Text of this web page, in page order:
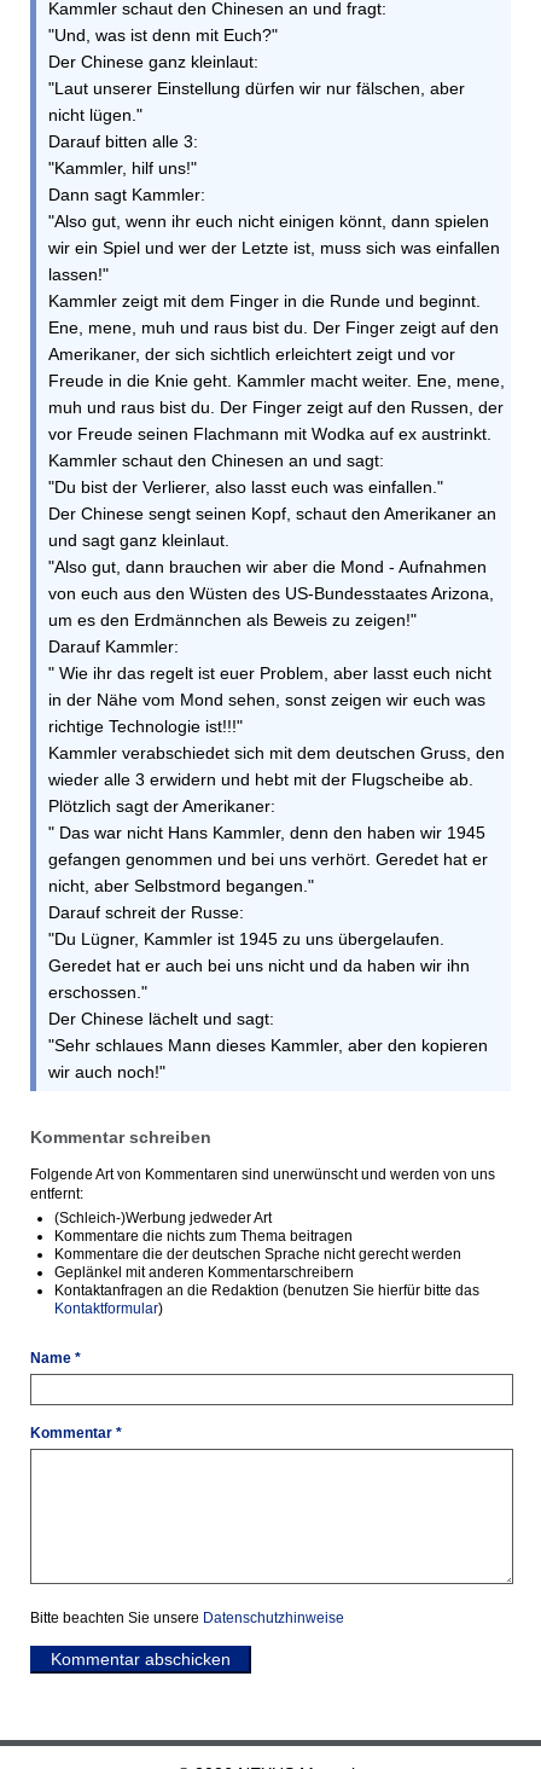
Kammler schaut den Chinesen an und fragt:
"Und, was ist denn mit Euch?"
Der Chinese ganz kleinlaut:
"Laut unserer Einstellung dürfen wir nur fälschen, aber
nicht lügen."
Darauf bitten alle 3:
"Kammler, hilf uns!"
Dann sagt Kammler:
"Also gut, wenn ihr euch nicht einigen könnt, dann spielen
wir ein Spiel und wer der Letzte ist, muss sich was einfallen
lassen!"
Kammler zeigt mit dem Finger in die Runde und beginnt.
Ene, mene, muh und raus bist du. Der Finger zeigt auf den
Amerikaner, der sich sichtlich erleichtert zeigt und vor
Freude in die Knie geht. Kammler macht weiter. Ene, mene,
muh und raus bist du. Der Finger zeigt auf den Russen, der
vor Freude seinen Flachmann mit Wodka auf ex austrinkt.
Kammler schaut den Chinesen an und sagt:
"Du bist der Verlierer, also lasst euch was einfallen."
Der Chinese sengt seinen Kopf, schaut den Amerikaner an
und sagt ganz kleinlaut.
"Also gut, dann brauchen wir aber die Mond - Aufnahmen
von euch aus den Wüsten des US-Bundesstaates Arizona,
um es den Erdmännchen als Beweis zu zeigen!"
Darauf Kammler:
" Wie ihr das regelt ist euer Problem, aber lasst euch nicht
in der Nähe vom Mond sehen, sonst zeigen wir euch was
richtige Technologie ist!!!"
Kammler verabschiedet sich mit dem deutschen Gruss, den
wieder alle 3 erwidern und hebt mit der Flugscheibe ab.
Plötzlich sagt der Amerikaner:
" Das war nicht Hans Kammler, denn den haben wir 1945
gefangen genommen und bei uns verhört. Geredet hat er
nicht, aber Selbstmord begangen."
Darauf schreit der Russe:
"Du Lügner, Kammler ist 1945 zu uns übergelaufen.
Geredet hat er auch bei uns nicht und da haben wir ihn
erschossen."
Der Chinese lächelt und sagt:
"Sehr schlaues Mann dieses Kammler, aber den kopieren
wir auch noch!"
Kommentar schreiben
Folgende Art von Kommentaren sind unerwünscht und werden von uns
entfernt:
(Schleich-)Werbung jedweder Art
Kommentare die nichts zum Thema beitragen
Kommentare die der deutschen Sprache nicht gerecht werden
Geplänkel mit anderen Kommentarschreibern
Kontaktanfragen an die Redaktion (benutzen Sie hierfür bitte das
Kontaktformular)
Name *
Kommentar *
Bitte beachten Sie unsere Datenschutzhinweise
Kommentar abschicken